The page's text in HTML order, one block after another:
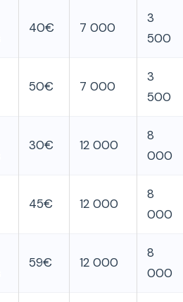
40€ 7 000
3
500
50€ 7 000
3
500
30€ 12 000
8
000
45€ 12 000
8
000
59€ 12 000
8
000